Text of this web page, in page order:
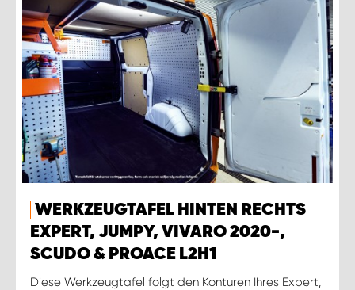
WERKZEUGTAFEL HINTEN RECHTS
EXPERT, JUMPY, VIVARO 2020-,
SCUDO & PROACE L2H1
Diese Werkzeugtafel folgt den Konturen Ihres Expert,